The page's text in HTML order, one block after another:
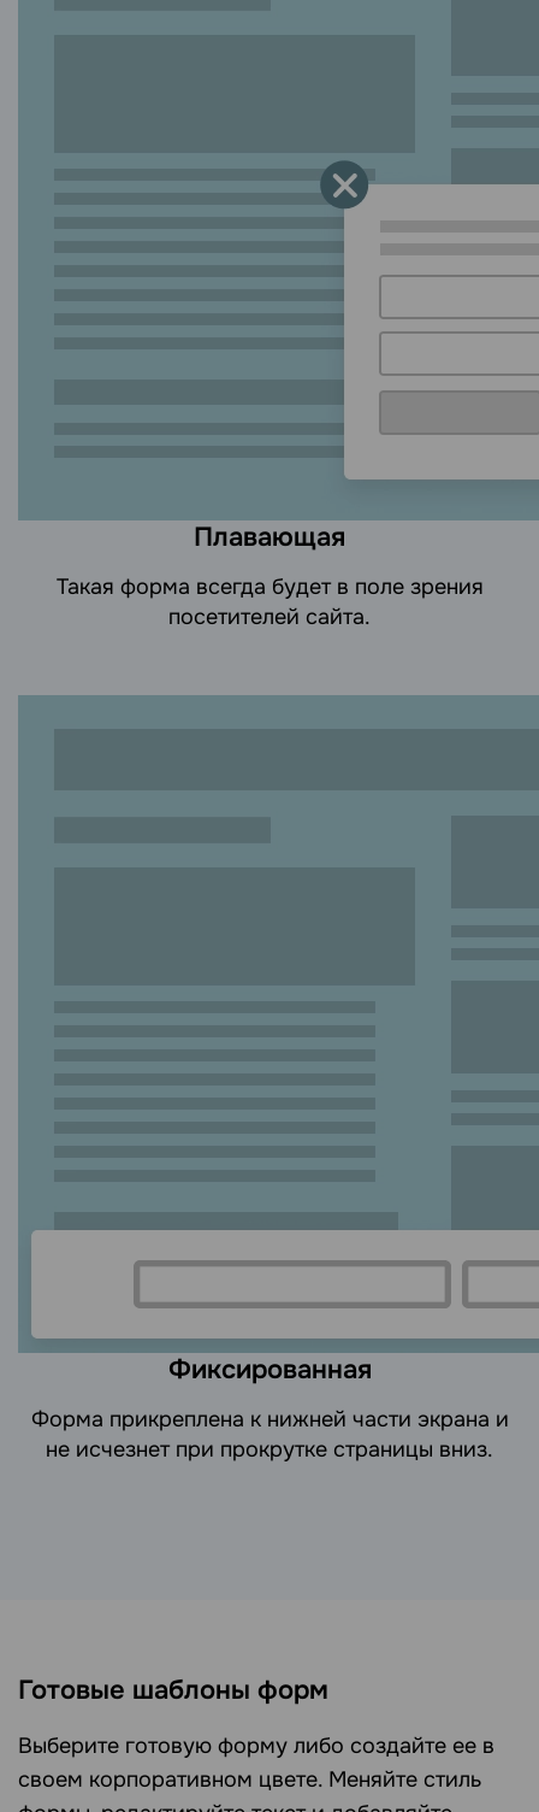
Плавающая
Такая форма всегда будет в поле зрения
посетителей сайта.
Фиксированная
Форма прикреплена к нижней части экрана и
не исчезнет при прокрутке страницы вниз.
Готовые шаблоны форм
Выберите готовую форму либо создайте ее в
своем корпоративном цвете. Меняйте стиль